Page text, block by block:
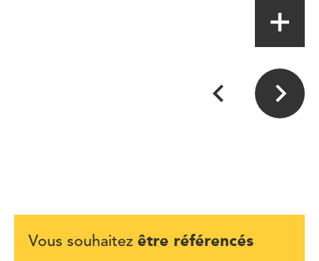
Vous souhaitez être référencés